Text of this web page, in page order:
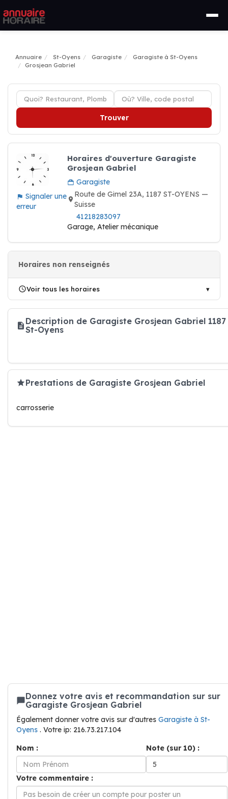
Annuaire St-Oyens Garagiste
Garagiste à St-Oyens
Grosjean Gabriel
Trouver
Signaler une
erreur
Horaires d'ouverture Garagiste
Grosjean Gabriel
Garagiste
Route de Gimel 23A, 1187 ST-OYENS —
Suisse
41218283097
Garage, Atelier mécanique
Horaires non renseignés
Voir tous les horaires
Description de Garagiste Grosjean Gabriel 1187
St-Oyens
Prestations de Garagiste Grosjean Gabriel
carrosserie
Donnez votre avis et recommandation sur sur
Garagiste Grosjean Gabriel
Également donner votre avis sur d'autres Garagiste à St-
Oyens . Votre ip: 216.73.217.104
Nom :
Note (sur 10) :
Votre commentaire :